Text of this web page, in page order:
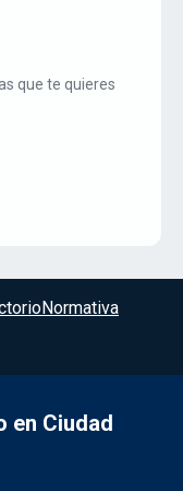
que te quieres
Normativa
en Ciudad